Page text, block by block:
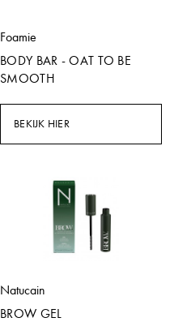
Foamie
BODY BAR - OAT TO BE
SMOOTH
BEKIJK HIER
Natucain
BROW GEL